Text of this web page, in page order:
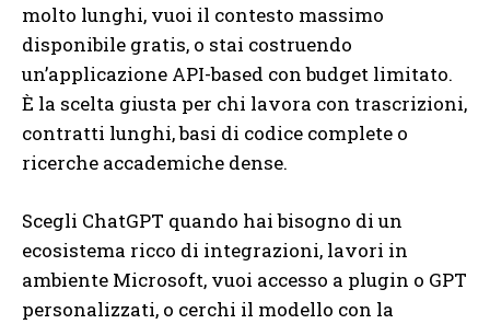
molto lunghi, vuoi il contesto massimo
disponibile gratis, o stai costruendo
un’applicazione API-based con budget limitato.
È la scelta giusta per chi lavora con trascrizioni,
contratti lunghi, basi di codice complete o
ricerche accademiche dense.
Scegli ChatGPT quando hai bisogno di un
ecosistema ricco di integrazioni, lavori in
ambiente Microsoft, vuoi accesso a plugin o GPT
personalizzati, o cerchi il modello con la